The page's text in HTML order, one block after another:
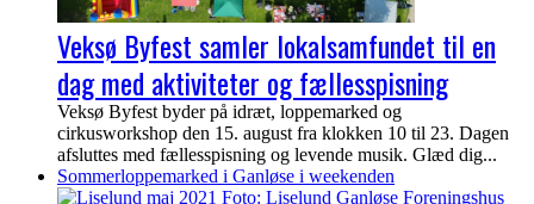
Veksø Byfest samler lokalsamfundet til en
dag med aktiviteter og fællesspisning
Veksø Byfest byder på idræt, loppemarked og
cirkusworkshop den 15. august fra klokken 10 til 23. Dagen
afsluttes med fællesspisning og levende musik. Glæd dig...
Sommerloppemarked i Ganløse i weekenden